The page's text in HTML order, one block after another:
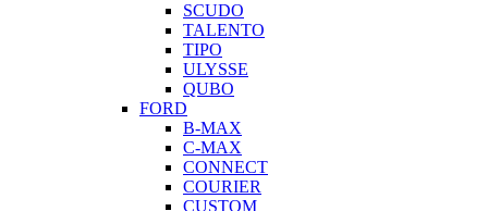
SCUDO
TALENTO
TIPO
ULYSSE
QUBO
FORD
B-MAX
C-MAX
CONNECT
COURIER
CUSTOM